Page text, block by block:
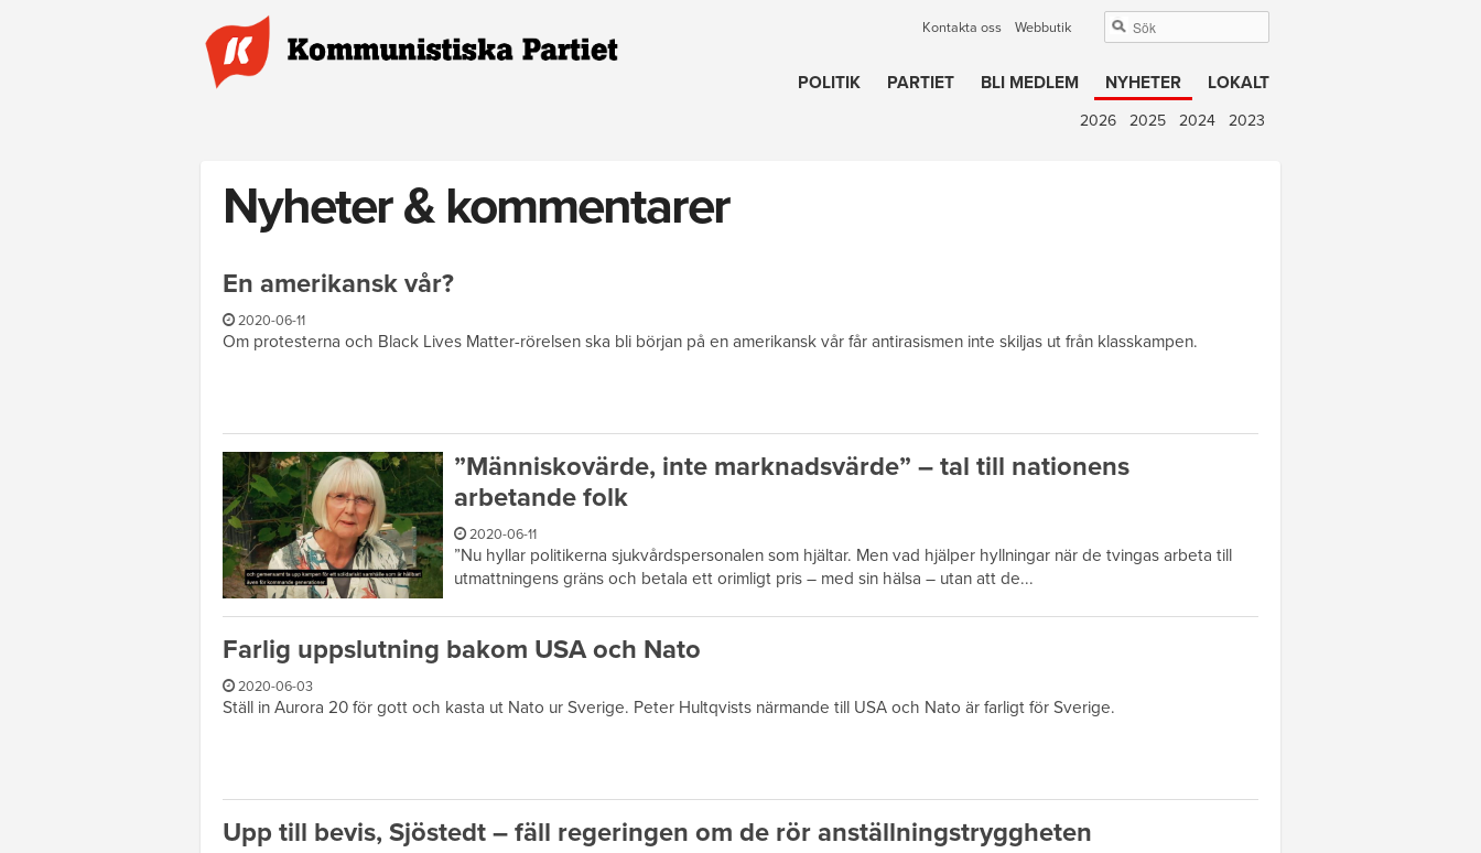
Kontakta oss Webbutik
POLITIK PARTIET BLI MEDLEM NYHETER LOKALT
2026 2025 2024 2023
Nyheter & kommentarer
En amerikansk vår?
2020-06-11
Om protesterna och Black Lives Matter-rörelsen ska bli början på en amerikansk vår får antirasismen inte skiljas ut från klasskampen.
”Människovärde, inte marknadsvärde” – tal till nationens
arbetande folk
2020-06-11
”Nu hyllar politikerna sjukvårdspersonalen som hjältar. Men vad hjälper hyllningar när de tvingas arbeta till
utmattningens gräns och betala ett orimligt pris – med sin hälsa – utan att de...
Farlig uppslutning bakom USA och Nato
2020-06-03
Ställ in Aurora 20 för gott och kasta ut Nato ur Sverige. Peter Hultqvists närmande till USA och Nato är farligt för Sverige.
Upp till bevis, Sjöstedt – fäll regeringen om de rör anställningstryggheten